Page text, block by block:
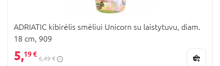
ADRIATIC kibirėlis smėliui Unicorn su laistytuvu, diam.
18 cm, 909
5,19 €
6,49 €